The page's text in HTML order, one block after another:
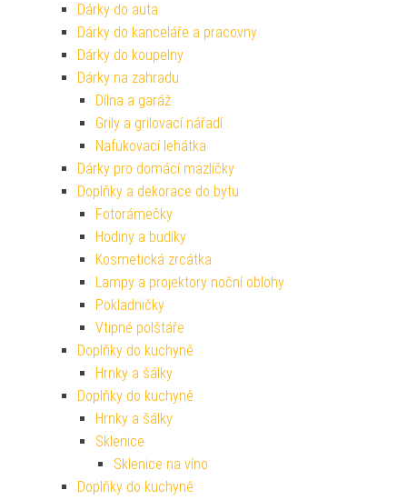
Dárky do auta
Dárky do kanceláře a pracovny
Dárky do koupelny
Dárky na zahradu
Dílna a garáž
Grily a grilovací nářadí
Nafukovací lehátka
Dárky pro domácí mazlíčky
Doplňky a dekorace do bytu
Fotorámečky
Hodiny a budíky
Kosmetická zrcátka
Lampy a projektory noční oblohy
Pokladničky
Vtipné polštáře
Doplňky do kuchyně
Hrnky a šálky
Doplňky do kuchyně
Hrnky a šálky
Sklenice
Sklenice na víno
Doplňky do kuchyně